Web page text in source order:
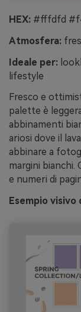
HEX: #fffdfd
Atmosfera:
Ideale per:
lifestyle
Fresco e
palette è
abbinamenti
ariosi dove il
abbinare a
margini bianchi.
e numeri di
Esempio